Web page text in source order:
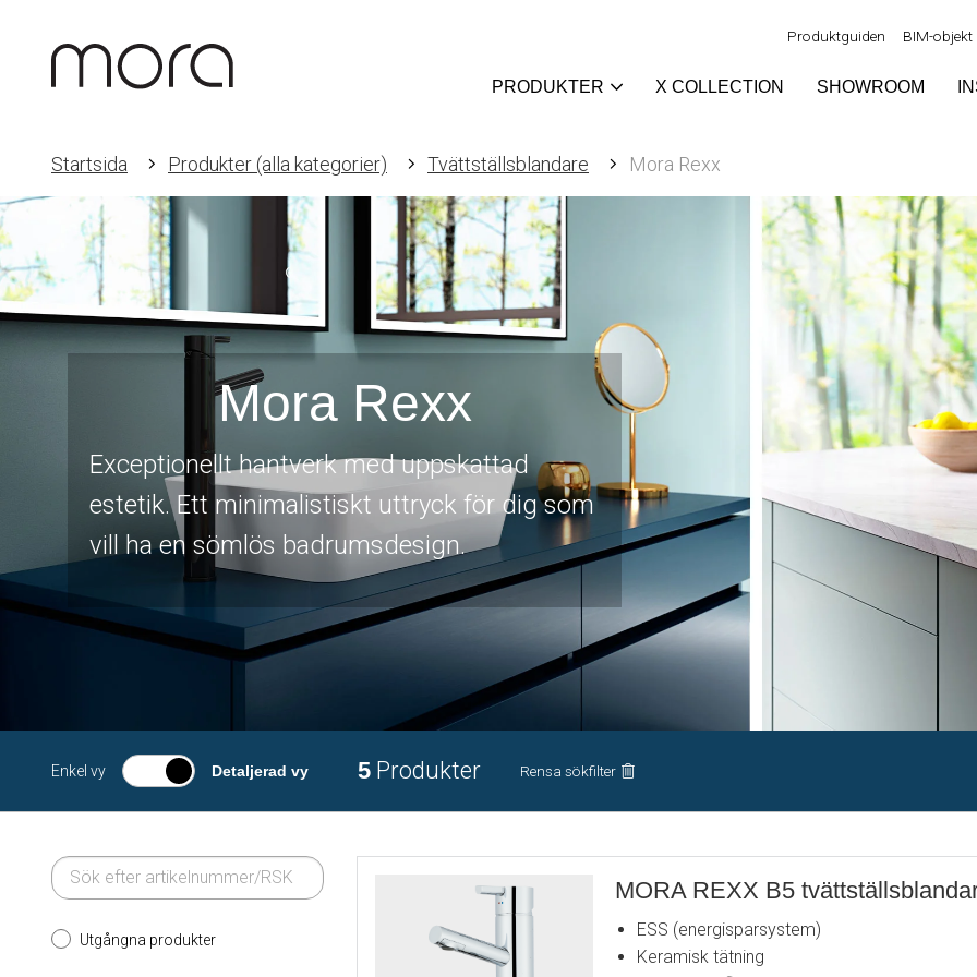
Produktguiden BIM-objekt
PRODUKTER X COLLECTION SHOWROOM
Startsida Produkter (alla kategorier) Tvättställsblandare Mora Rexx
Mora Rexx
Exceptionellt hantverk med uppskattad
estetik. Ett minimalistiskt uttryck för dig som
vill ha en sömlös badrumsdesign.
Enkel vy Detaljerad vy 5 Produkter Rensa sökfilter
Utgångna produkter
MORA REXX B5
ESS (energisparsystem)
Keramisk tätning